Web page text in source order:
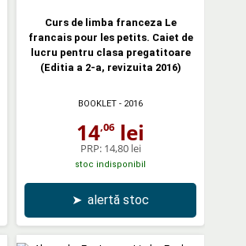
Curs de limba franceza Le
francais pour les petits. Caiet de
lucru pentru clasa pregatitoare
(Editia a 2-a, revizuita 2016)
BOOKLET - 2016
14,06 lei
PRP: 14,80 lei
stoc indisponibil
➤ alertă stoc